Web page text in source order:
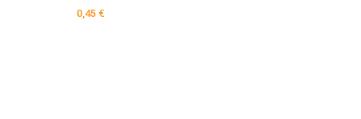
0,45 €